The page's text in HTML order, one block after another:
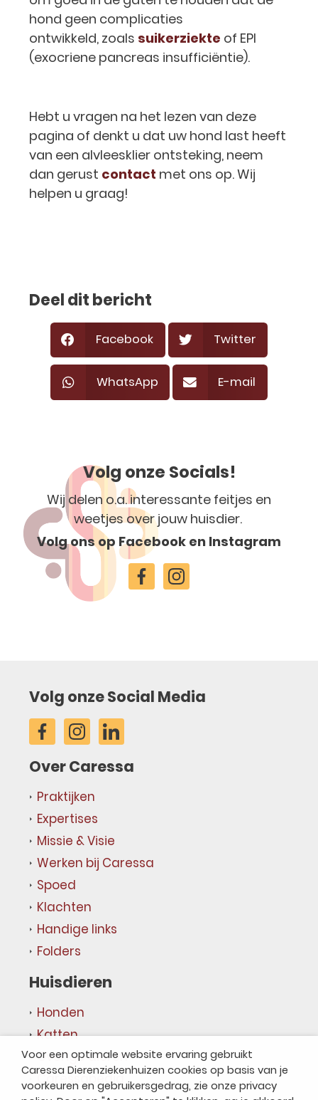
hond geen complicaties
ontwikkeld, zoals suikerziekte of EPI
(exocriene pancreas insufficiëntie).
Hebt u vragen na het lezen van deze
pagina of denkt u dat uw hond last heeft
van een alvleesklier ontsteking, neem
dan gerust contact met ons op. Wij
helpen u graag!
Deel dit bericht
Facebook Twitter
WhatsApp E-mail
Volg onze Socials!
Wij delen o.a. interessante feitjes en
weetjes over jouw huisdier.
Volg ons op Facebook en Instagram
Volg onze Social Media
Over Caressa
Praktijken
Expertises
Missie & Visie
Werken bij Caressa
Spoed
Klachten
Handige links
Folders
Huisdieren
Honden
Katten
Overige dieren
Caressapedia
Voor een optimale website ervaring gebruikt
Caressa Dierenziekenhuizen cookies op basis van je
voorkeuren en gebruikersgedrag, zie onze privacy